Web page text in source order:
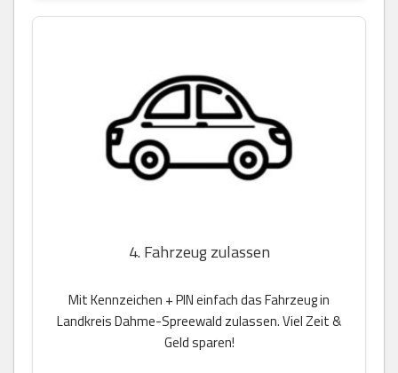
4. Fahrzeug zulassen
Mit Kennzeichen + PIN einfach das Fahrzeug in
Landkreis Dahme-Spreewald zulassen. Viel Zeit &
Geld sparen!